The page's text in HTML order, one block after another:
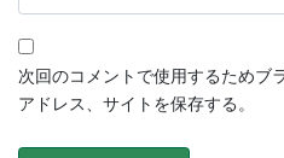
次回のコメントで使用するためブ
アドレス、サイトを保存する。